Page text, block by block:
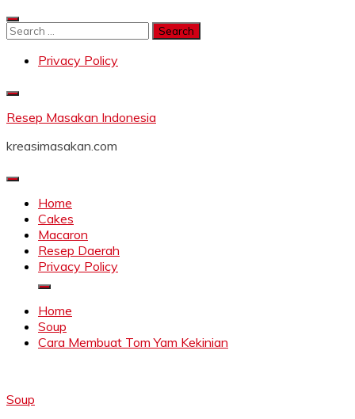
Skip
to
Search
Privacy Policy
Resep Masakan Indonesia
kreasimasakan.com
Home
Cakes
Macaron
Resep Daerah
Privacy Policy
Home
Soup
Cara Membuat Tom Yam Kekinian
Soup